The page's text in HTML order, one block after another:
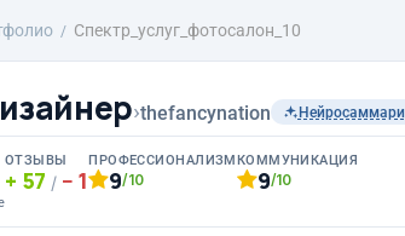
Спектр_услуг_фотосалон_10
›thefancynation Нейросаммари
ОТЗЫВЫ
57 / 1
ПРОФЕССИОНАЛИЗМ
9/10
КОММУНИКАЦИЯ
9/10